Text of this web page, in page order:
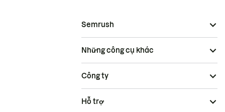
Semrush
Những công cụ khác
Công ty
Hỗ trợ